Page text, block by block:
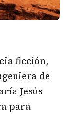
ficción,
de
Jesús
para